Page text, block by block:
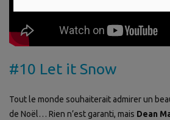
#10 Let it Snow
Tout le monde souhaiterait admirer un
de Noël… Rien n’est garanti, mais Dean